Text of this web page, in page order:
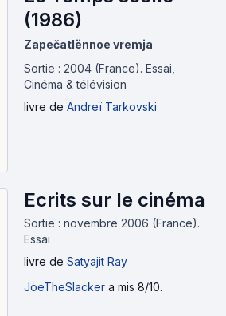
» - Serge Daney
cinema/
cinéastes
Conversations avec les
sur des cinéastes
expérimental
Historiens & Critiques
autres écrits de cinéastes
d'acteurs
(1986)
Zapečatlënnoe vremja
Sortie : 2004 (France). Essai,
Cinéma & télévision
livre de Andreï Tarkovski
Ecrits sur le cinéma
Sortie : novembre 2006 (France).
Essai
livre de Satyajit Ray
JoeTheSlacker a mis 8/10.